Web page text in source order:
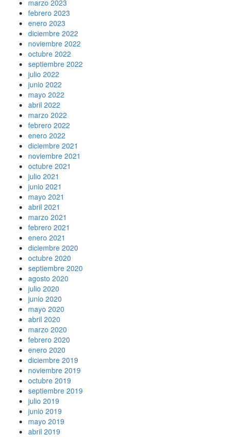
marzo 2023
febrero 2023
enero 2023
diciembre 2022
noviembre 2022
octubre 2022
septiembre 2022
julio 2022
junio 2022
mayo 2022
abril 2022
marzo 2022
febrero 2022
enero 2022
diciembre 2021
noviembre 2021
octubre 2021
julio 2021
junio 2021
mayo 2021
abril 2021
marzo 2021
febrero 2021
enero 2021
diciembre 2020
octubre 2020
septiembre 2020
agosto 2020
julio 2020
junio 2020
mayo 2020
abril 2020
marzo 2020
febrero 2020
enero 2020
diciembre 2019
noviembre 2019
octubre 2019
septiembre 2019
julio 2019
junio 2019
mayo 2019
abril 2019